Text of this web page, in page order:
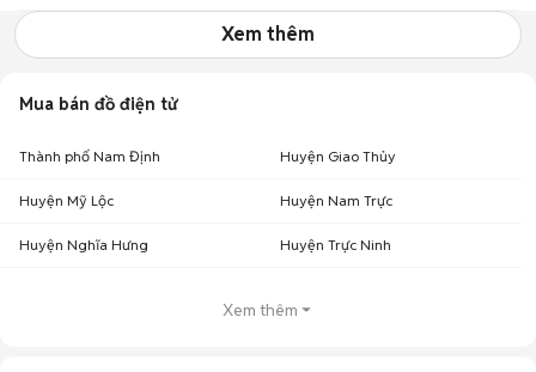
Xem thêm
Mua bán đồ điện tử
Thành phố Nam Định Huyện Giao Thủy
Huyện Mỹ Lộc Huyện Nam Trực
Huyện Nghĩa Hưng Huyện Trực Ninh
Xem thêm